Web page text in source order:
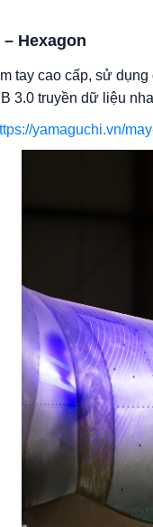
– Hexagon
tay cao cấp, sử
3.0 truyền dữ liệu
yamaguchi.vn/